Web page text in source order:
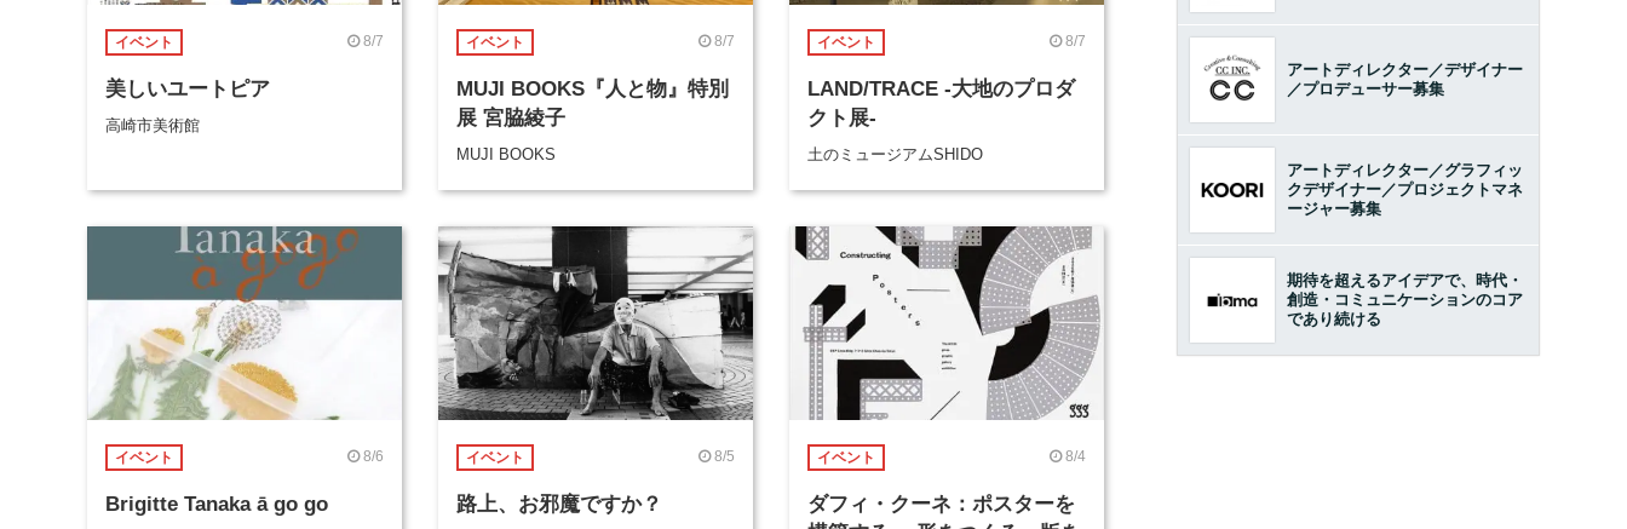
イベント 8/7
美しいユートピア
高崎市美術館
イベント 8/7
MUJI BOOKS『人と物』特別
展 宮脇綾子
MUJI BOOKS
イベント 8/7
LAND/TRACE -大地のプロダ
クト展-
土のミュージアムSHIDO
イベント 8/6
Brigitte Tanaka ā go go
イベント 8/5
路上、お邪魔ですか？
イベント 8/4
ダフィ・クーネ：ポスターを
アートディレクター／デザイナー
／プロデューサー募集
アートディレクター／グラフィッ
クデザイナー／プロジェクトマネ
ージャー募集
期待を超えるアイデアで、時代・
創造・コミュニケーションのコア
であり続ける